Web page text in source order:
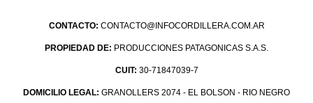
CONTACTO: CONTACTO@INFOCORDILLERA.COM.AR
PROPIEDAD DE: PRODUCCIONES PATAGONICAS S.A.S.
CUIT: 30-71847039-7
DOMICILIO LEGAL: GRANOLLERS 2074 - EL BOLSON - RIO NEGRO